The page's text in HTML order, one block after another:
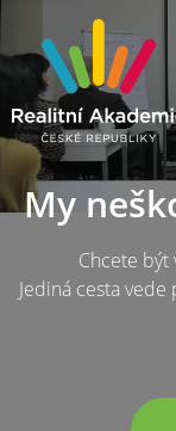
My
Chcete být
Jediná cesta